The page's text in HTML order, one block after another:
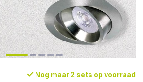
Nog maar 2 sets op voorraad